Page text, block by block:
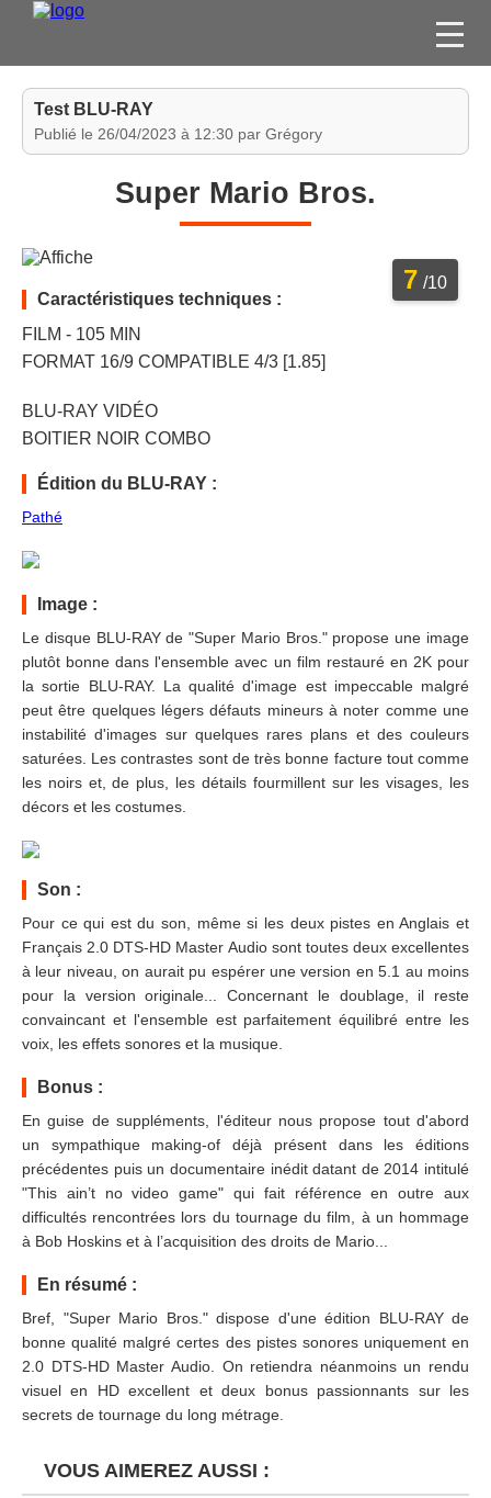
FILMS
JEUX VIDÉO
Test BLU-RAY
Publié le 26/04/2023 à 12:30 par Grégory
Super Mario Bros.
7 /10
Caractéristiques techniques :
FILM - 105 MIN
FORMAT 16/9 COMPATIBLE 4/3 [1.85]
BLU-RAY VIDÉO
BOITIER NOIR COMBO
Édition du BLU-RAY :
Pathé
Image :
Le disque BLU-RAY de "Super Mario Bros." propose une image
plutôt bonne dans l'ensemble avec un film restauré en 2K pour
la sortie BLU-RAY. La qualité d'image est impeccable malgré
peut être quelques légers défauts mineurs à noter comme une
instabilité d'images sur quelques rares plans et des couleurs
saturées. Les contrastes sont de très bonne facture tout comme
les noirs et, de plus, les détails fourmillent sur les visages, les
décors et les costumes.
Son :
Pour ce qui est du son, même si les deux pistes en Anglais et
Français 2.0 DTS-HD Master Audio sont toutes deux excellentes
à leur niveau, on aurait pu espérer une version en 5.1 au moins
pour la version originale... Concernant le doublage, il reste
convaincant et l'ensemble est parfaitement équilibré entre les
voix, les effets sonores et la musique.
Bonus :
En guise de suppléments, l'éditeur nous propose tout d'abord
un sympathique making-of déjà présent dans les éditions
précédentes puis un documentaire inédit datant de 2014 intitulé
"This ain’t no video game" qui fait référence en outre aux
difficultés rencontrées lors du tournage du film, à un hommage
à Bob Hoskins et à l’acquisition des droits de Mario...
En résumé :
Bref, "Super Mario Bros." dispose d'une édition BLU-RAY de
bonne qualité malgré certes des pistes sonores uniquement en
2.0 DTS-HD Master Audio. On retiendra néanmoins un rendu
visuel en HD excellent et deux bonus passionnants sur les
secrets de tournage du long métrage.
VOUS AIMEREZ AUSSI :